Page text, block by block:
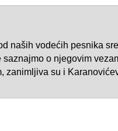
naših vodećih pesnika
o njegovim
zanimljiva su i